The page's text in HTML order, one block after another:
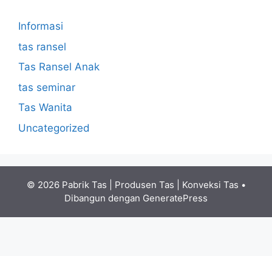
Informasi
tas ransel
Tas Ransel Anak
tas seminar
Tas Wanita
Uncategorized
© 2026 Pabrik Tas | Produsen Tas | Konveksi Tas •
Dibangun dengan GeneratePress